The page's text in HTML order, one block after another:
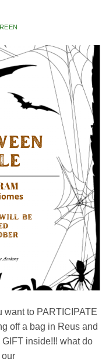
want to PARTICIPATE
off a bag in Reus and
inside!!! what do
our